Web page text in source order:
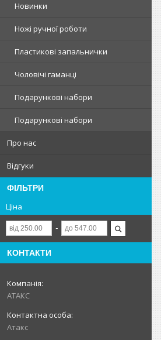
Новинки
Ножі ручної роботи
Пластикові запальнички
Чоловічі гаманці
Подарункові набори
Подарункові набори
Про нас
Відгуки
ФІЛЬТРИ
Ціна
КОНТАКТИ
АТАКС
Атакс